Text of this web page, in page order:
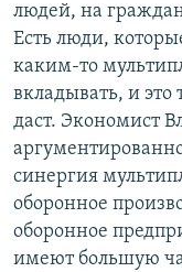
людей, на
Есть люди,
каким-то
вкладывать, и это
даст. Экономист
синергия
оборонное
оборонное
имеют большую